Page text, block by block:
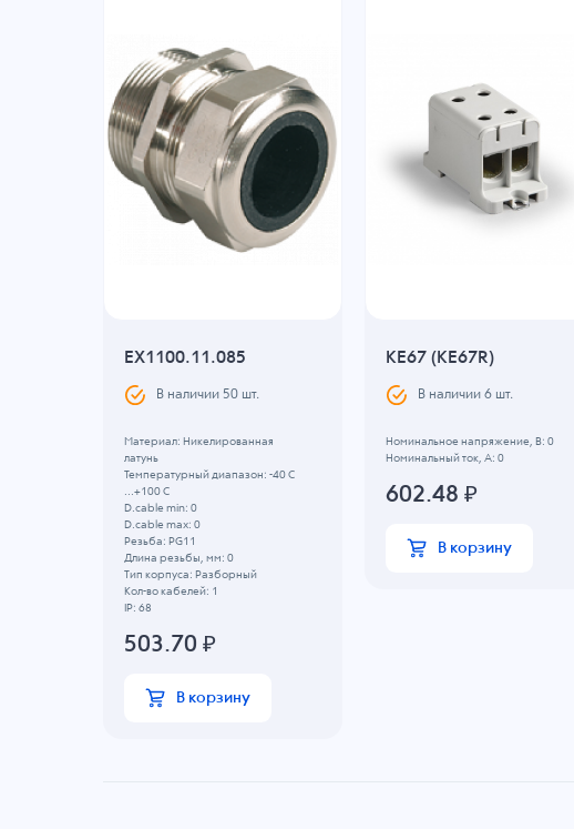
EX1100.11.085
В наличии 50 шт.
Материал: Никелированная
латунь
Температурный диапазон: -40 C
...+100 C
D.cable min: 0
D.cable max: 0
Резьба: PG11
Длина резьбы, мм: 0
Тип корпуса: Разборный
Кол-во кабелей: 1
IP: 68
503.70 ₽
В корзину
KE67 (KE67R)
В наличии6 шт.
Номинальное напряжение, B: 0
Номинальный ток, А: 0
602.48 ₽
В корзину